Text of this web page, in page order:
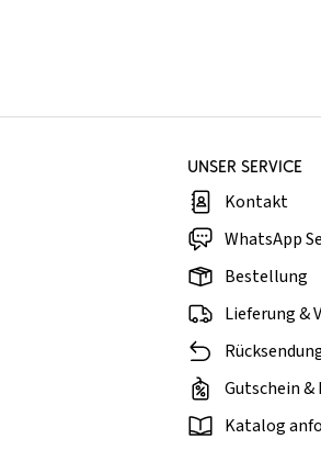
UNSER SERVICE
Kontakt
WhatsApp
Bestellung
Lieferung &
Gutschein
Katalog